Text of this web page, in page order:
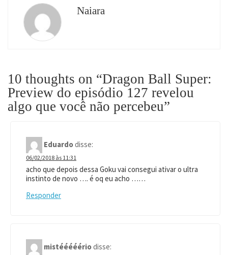
Naiara
10 thoughts on “Dragon Ball Super:
Preview do episódio 127 revelou
algo que você não percebeu”
Eduardodisse:
06/02/2018 às 11:31
acho que depois dessa Goku vai consegui ativar o ultra
instinto de novo …. é oq eu acho ……
Responder
mistééééériodisse: